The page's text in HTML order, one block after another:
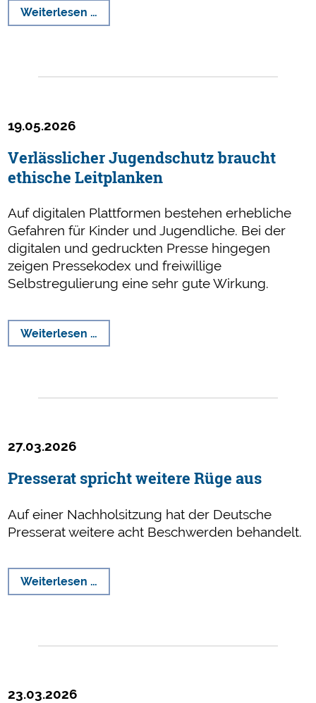
Weiterlesen …
für
19.05.2026
Verlässlicher Jugendschutz braucht
ethische Leitplanken
Auf digitalen Plattformen bestehen erhebliche
Gefahren für Kinder und Jugendliche. Bei der
digitalen und gedruckten Presse hingegen
zeigen Pressekodex und freiwillige
Selbstregulierung eine sehr gute Wirkung.
Weiterlesen …
Jugendschutz
Leitplanken
27.03.2026
Presserat spricht weitere Rüge aus
Auf einer Nachholsitzung hat der Deutsche
Presserat weitere acht Beschwerden behandelt.
Weiterlesen …
spricht
aus
23.03.2026